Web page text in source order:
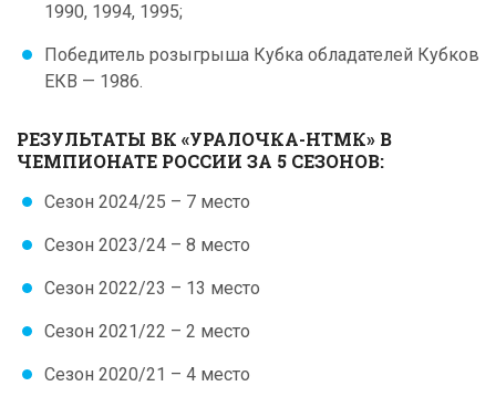
1990, 1994, 1995;
Победитель розыгрыша Кубка обладателей Кубков
ЕКВ — 1986.
РЕЗУЛЬТАТЫ ВК «УРАЛОЧКА-НТМК» В
ЧЕМПИОНАТЕ РОССИИ ЗА 5 СЕЗОНОВ:
Сезон 2024/25 – 7 место
Сезон 2023/24 – 8 место
Сезон 2022/23 – 13 место
Сезон 2021/22 – 2 место
Сезон 2020/21 – 4 место